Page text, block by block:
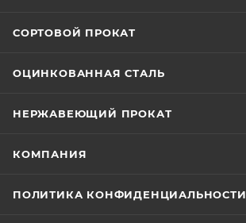
СОРТОВОЙ ПРОКАТ
ОЦИНКОВАННАЯ СТАЛЬ
НЕРЖАВЕЮЩИЙ ПРОКАТ
КОМПАНИЯ
ПОЛИТИКА КОНФИДЕНЦИАЛЬНОСТИ